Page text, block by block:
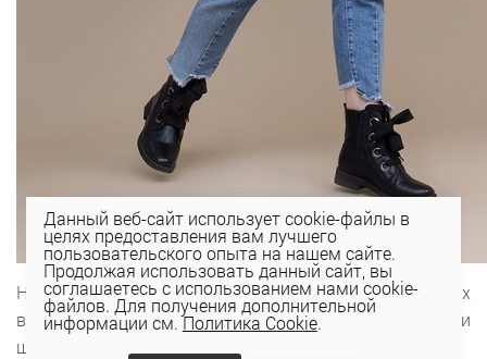
Ну, а если нет возможности отказаться от темных
вещей, на помощь всегда придут цветные шапки и
шарфы, сумки и обувь.
Данный веб-сайт использует cookie-файлы в
целях предоставления вам лучшего
пользовательского опыта на нашем сайте.
Продолжая использовать данный сайт, вы
соглашаетесь с использованием нами cookie-
файлов. Для получения дополнительной
информации см.Политика Cookie.